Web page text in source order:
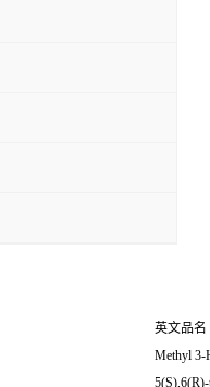
英文品名
Methyl 3-